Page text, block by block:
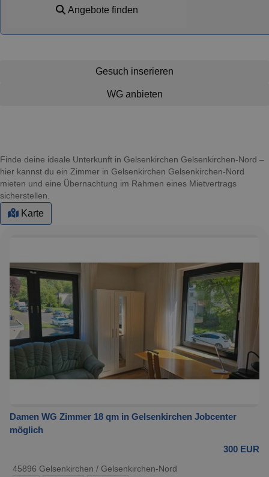
Angebote finden
Gesuch inserieren
WG anbieten
Finde deine ideale Unterkunft in Gelsenkirchen Gelsenkirchen-Nord –
hier kannst du ein Zimmer in Gelsenkirchen Gelsenkirchen-Nord
mieten und eine Übernachtung im Rahmen eines Mietvertrags
sicherstellen.
Karte
Damen WG Zimmer 18 qm in Gelsenkirchen Jobcenter
möglich
300 EUR
45896 Gelsenkirchen / Gelsenkirchen-Nord